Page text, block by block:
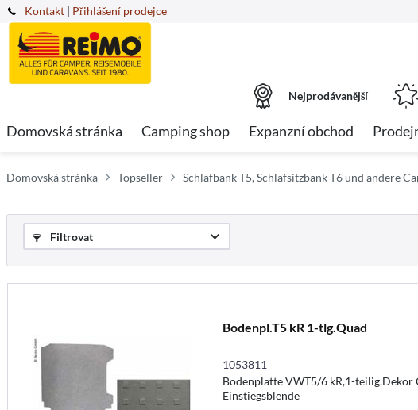
Kontakt | Přihlášení prodejce
Nejprodávanější
Domovská stránka Camping shop Expanzní obchod
Domovská stránka Topseller Schlafbank T5, Schlafsitzbank T6 und andere
Filtrovat
Bodenpl.T5 kR 1-tlg.Quad
1053811
Bodenplatte VWT5/6 kR,1-teilig,Dekor
Einstiegsblende